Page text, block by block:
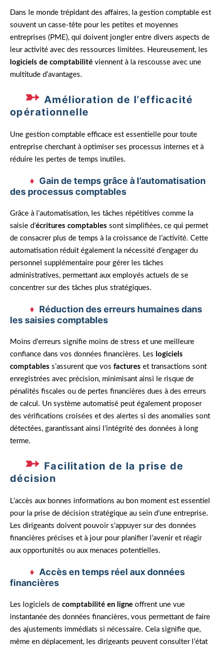
Dans le monde trépidant des affaires, la gestion comptable est
souvent un casse-tête pour les petites et moyennes
entreprises (PME), qui doivent jongler entre divers aspects de
leur activité avec des ressources limitées. Heureusement, les
logiciels de comptabilité viennent à la rescousse avec une
multitude d’avantages.
Amélioration de l’efficacité
opérationnelle
Une gestion comptable efficace est essentielle pour toute
entreprise cherchant à optimiser ses processus internes et à
réduire les pertes de temps inutiles.
Gain de temps grâce à l’automatisation
des processus comptables
Grâce à l’automatisation, les tâches répétitives comme la
saisie d’écritures comptables sont simplifiées, ce qui permet
de consacrer plus de temps à la croissance de l’activité. Cette
automatisation réduit également la nécessité d’engager du
personnel supplémentaire pour gérer les tâches
administratives, permettant aux employés actuels de se
concentrer sur des tâches plus stratégiques.
Réduction des erreurs humaines dans
les saisies comptables
Moins d’erreurs signifie moins de stress et une meilleure
confiance dans vos données financières. Les logiciels
comptables s’assurent que vos factures et transactions sont
enregistrées avec précision, minimisant ainsi le risque de
pénalités fiscales ou de pertes financières dues à des erreurs
de calcul. Un système automatisé peut également proposer
des vérifications croisées et des alertes si des anomalies sont
détectées, garantissant ainsi l’intégrité des données à long
terme.
Facilitation de la prise de
décision
L’accès aux bonnes informations au bon moment est essentiel
pour la prise de décision stratégique au sein d’une entreprise.
Les dirigeants doivent pouvoir s’appuyer sur des données
financières précises et à jour pour planifier l’avenir et réagir
aux opportunités ou aux menaces potentielles.
Accès en temps réel aux données
financières
Les logiciels de comptabilité en ligne offrent une vue
instantanée des données financières, vous permettant de faire
des ajustements immédiats si nécessaire. Cela signifie que,
même en déplacement, les dirigeants peuvent consulter l’état